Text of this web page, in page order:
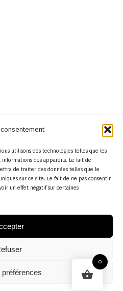
utilisons des technologies telles que les
des appareils. Le fait de
de traiter des données telles que le
sur ce site. Le fait de ne pas consentir
un effet négatif sur certaines
préférences
0